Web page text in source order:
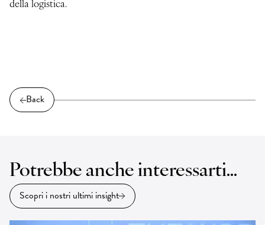
della logistica.
Back
Potrebbe anche interessarti…
Scopri i nostri ultimi insight